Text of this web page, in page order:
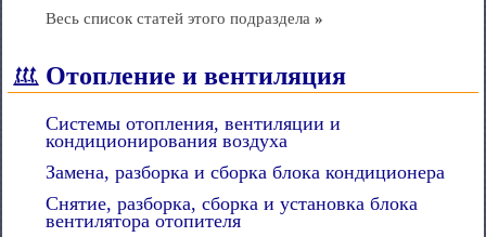
Весь список статей этого подраздела »
Отопление и вентиляция
Системы отопления, вентиляции и
кондиционирования воздуха
Замена, разборка и сборка блока кондиционера
Снятие, разборка, сборка и установка блока
вентилятора отопителя